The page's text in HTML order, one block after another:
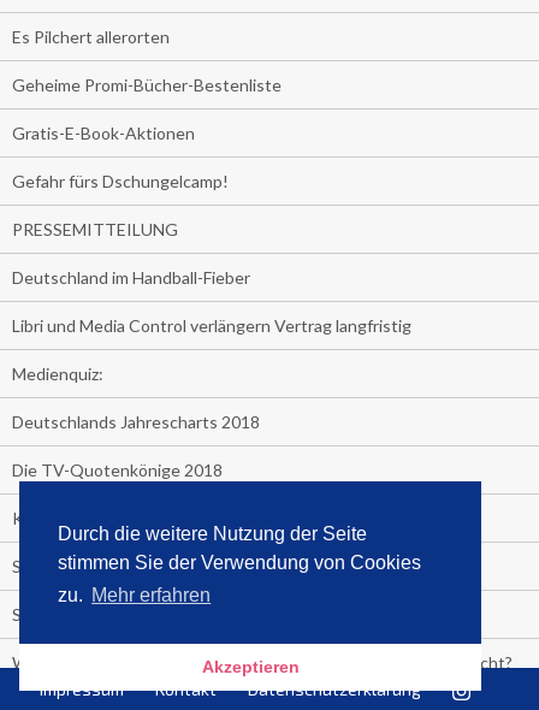
Durch die weitere Nutzung der Seite
stimmen Sie der Verwendung von Cookies
zu. Mehr erfahren
Akzeptieren
Es Pilchert allerorten
Geheime Promi-Bücher-Bestenliste
Gratis-E-Book-Aktionen
Gefahr fürs Dschungelcamp!
PRESSEMITTEILUNG
Deutschland im Handball-Fieber
Libri und Media Control verlängern Vertrag langfristig
Medienquiz:
Deutschlands Jahrescharts 2018
Die TV-Quotenkönige 2018
KNV und Media Control verlängern vorzeitig Zusammenarbeit
STRENG VERTRAULICH
Streaming verändert TV?
Welcher TV-Sender hat seine Marktanteile seit 2013 vervierfacht?
Impressum Kontakt Datenschutzerklärung